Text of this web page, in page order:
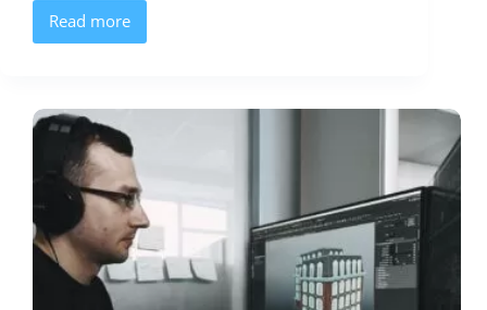
Read more
Apa
Keuntungan
dan
Komunikasi
di
Masa
Kini?